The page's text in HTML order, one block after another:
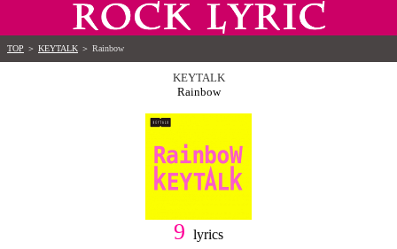
TOP ＞ KEYTALK ＞ Rainbow
KEYTALK
Rainbow
9 lyrics